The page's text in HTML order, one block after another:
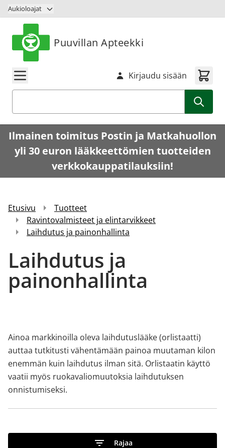
Siirry sisältöön
Aukioloajat
Puuvillan Apteekki
Kirjaudu sisään
Ilmainen toimitus Postin ja Matkahuollon
yli 30 euron lääkkeettömien tuotteiden
verkkokauppatilauksiin!
Etusivu
Tuotteet
Ravintovalmisteet ja elintarvikkeet
Laihdutus ja painonhallinta
Laihdutus ja
painonhallinta
Ainoa markkinoilla oleva laihdutuslääke (orlistaatti)
auttaa tutkitusti vähentämään painoa muutaman kilon
enemmän kuin laihdutus ilman sitä. Orlistaatin käyttö
vaatii myös ruokavaliomuutoksia laihdutuksen
onnistumiseksi.
Rajaa